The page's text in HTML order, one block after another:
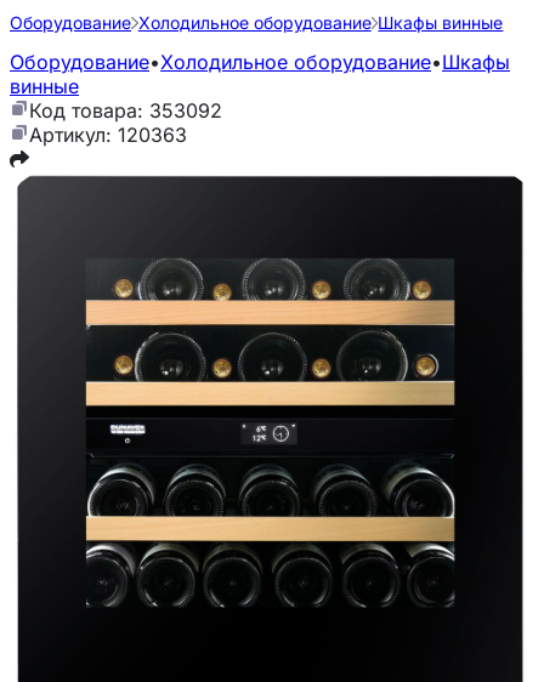
Оборудование Холодильное оборудование Шкафы винные
Оборудование•Холодильное оборудование•Шкафы
винные
Код товара: 353092
Артикул: 120363